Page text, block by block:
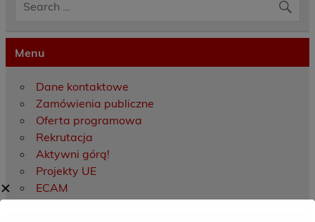
Menu
Dane kontaktowe
Zamówienia publiczne
Oferta programowa
Rekrutacja
Aktywni górą!
Projekty UE
ECAM
✕